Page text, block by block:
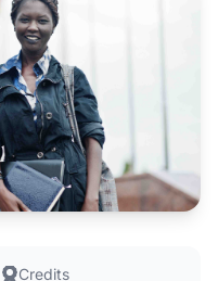
Credits